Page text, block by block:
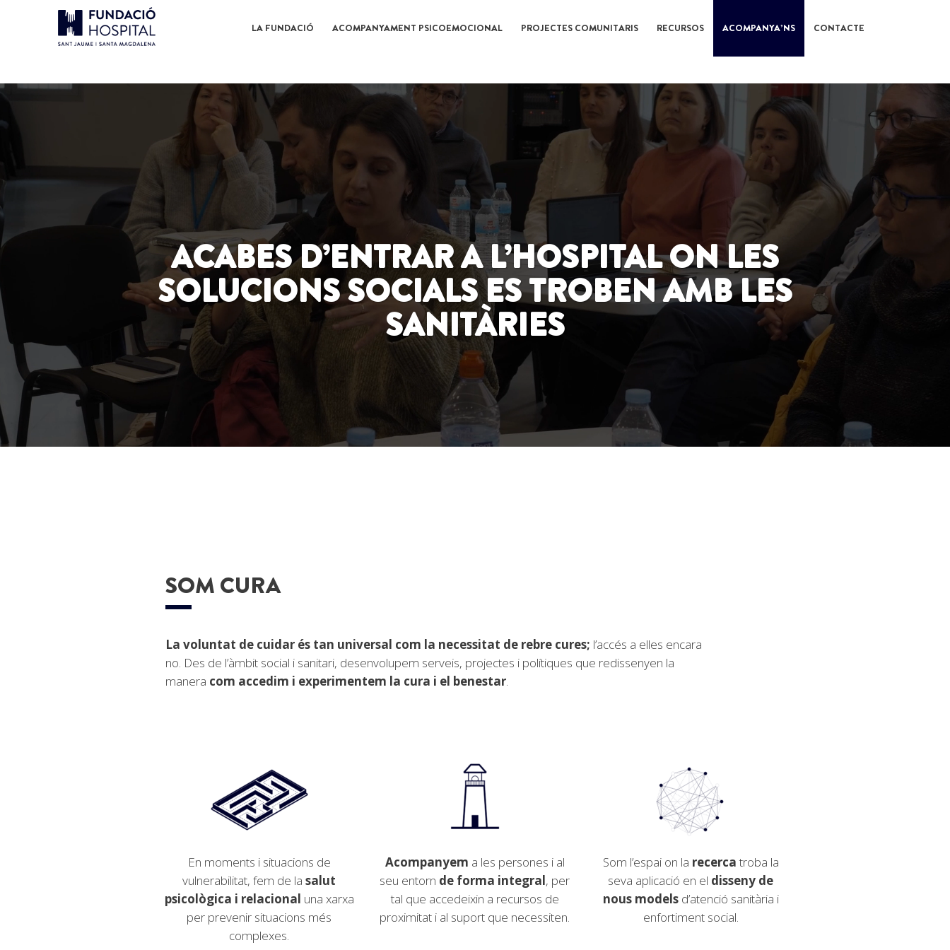
LA FUNDACIÓ ACOMPANYAMENT PSICOEMOCIONAL PROJECTES COMUNITARIS RECURSOS ACOMPANYA’NS CONTACTE
ACABES D’ENTRAR A L’HOSPITAL ON LES
SOLUCIONS SOCIALS ES TROBEN AMB LES
SANITÀRIES
SOM CURA
La voluntat de cuidar és tan universal com la necessitat de rebre cures; l’accés a elles encara
no. Des de l’àmbit social i sanitari, desenvolupem serveis, projectes i polítiques que redissenyen la
manera com accedim i experimentem la cura i el benestar.
En moments i situacions de
vulnerabilitat, fem de lasalut
psicològica i relacional una xarxa
per prevenir situacions més
complexes.
Acompanyem a les persones i al
seu entorn de forma integral, per
tal que accedeixin a recursos de
proximitat i al suport que necessiten.
Som l’espai on la recercatroba la
seva aplicació en el disseny de
nous modelsd’atenció sanitària i
enfortiment social.